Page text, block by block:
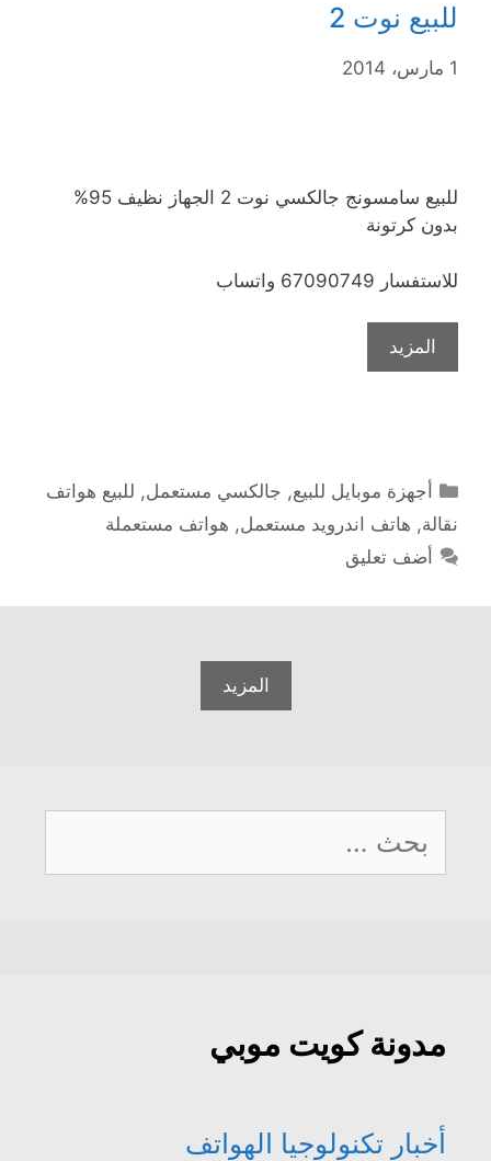
للبيع نوت 2
1 مارس، 2014
للبيع سامسونج جالكسي نوت 2 الجهاز نظيف 95%
بدون كرتونة
للاستفسار 67090749 واتساب
المزيد
التصنيفات
أجهزة موبايل للبيع, جالكسي مستعمل, للبيع هواتف
نقالة, هاتف اندرويد مستعمل, هواتف مستعملة
أضف تعليق
المزيد
عن:
مدونة كويت موبي
أخبار تكنولوجيا الهواتف